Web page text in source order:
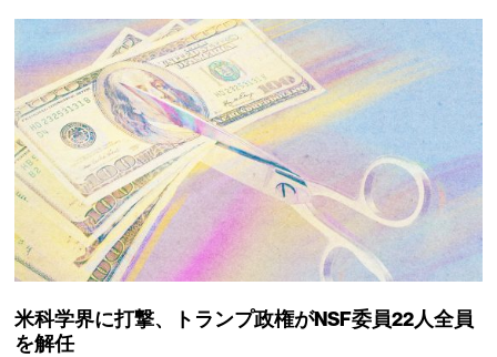
米科学界に打撃、トランプ政権がNSF委員22人全員
を解任